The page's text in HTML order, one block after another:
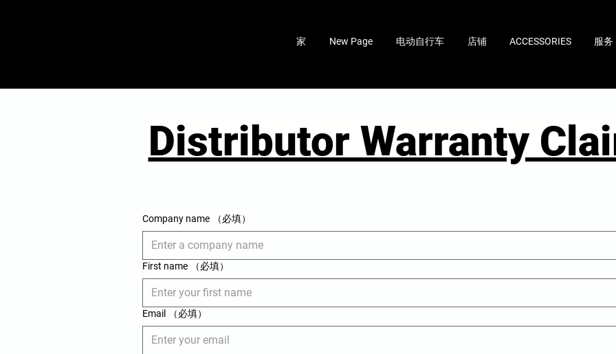
家 New Page 电动自行车 店铺 ACCESSORIES 服务
Distributor Warranty
Company name （必填）
First name （必填）
Email （必填）